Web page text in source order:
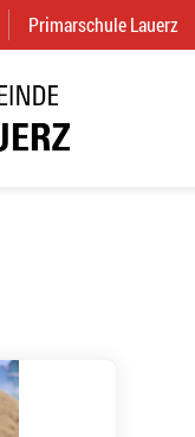
(External Link)
Primarschule Lauerz